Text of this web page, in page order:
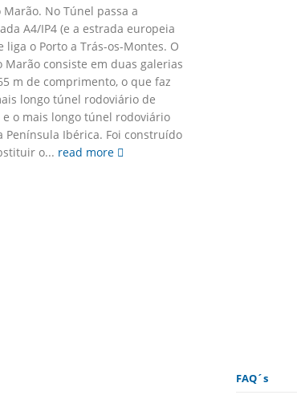
Marão. No Túnel passa a
A4/IP4 (e a estrada europeia
liga o Porto a Trás-os-Montes. O
Marão consiste em duas galerias
m de comprimento, o que faz
longo túnel rodoviário de
e o mais longo túnel rodoviário
Península Ibérica. Foi construído
o... read more
FAQ´s